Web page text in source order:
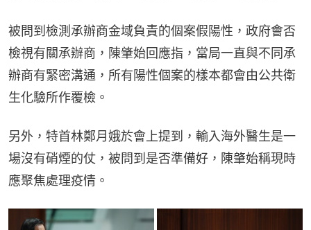
被問到檢測承辦商金域負責的個案假陽性，政府會否
檢視有關承辦商，陳肇始回應指，當局一直與不同承
辦商有緊密溝通，所有陽性個案的樣本都會由公共衛
生化驗所作覆檢。
另外，特首林鄭月娥於會上提到，輸入海外醫生是一
場沒有硝煙的仗，被問到是否準備好，陳肇始稱現時
應聚焦處理疫情。